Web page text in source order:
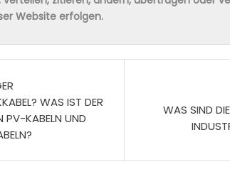
Website erfolgen.
WAS IST DER
PV-KABELN UND
WAS SIND